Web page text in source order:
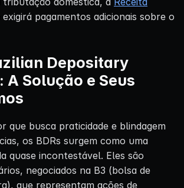
pagamentos adicionais sobre o
Depositary
A Solução e Seus
que busca praticidade e blindagem
os BDRs surgem como uma
quase incontestável. Eles são
negociados na B3 (bolsa de
que representam ações de